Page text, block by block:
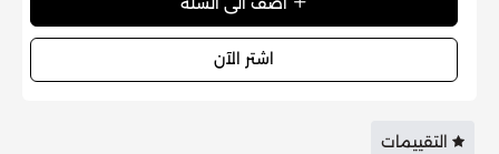
اشتر الآن
التقييمات